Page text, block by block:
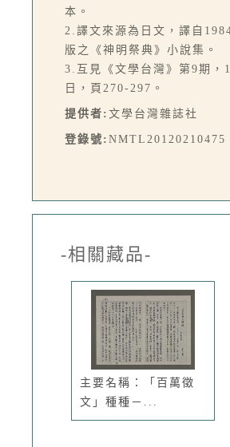
本。
2.譯文來源為日文，譯自
版之《神明祭典》小說集。
3.互見《文學台灣》第9期，
日，頁270-297。
提供者: 文學台灣雜誌社
登錄號: NMTL20120210475
-相關藏品-
主要名稱：「百萬徵
文」種種－...